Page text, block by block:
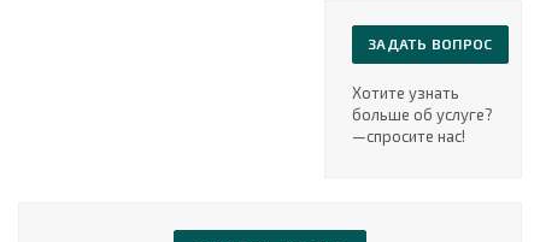
ЗАДАТЬ ВОПРОС
Хотите узнать
больше об услуге?
—cпросите нас!